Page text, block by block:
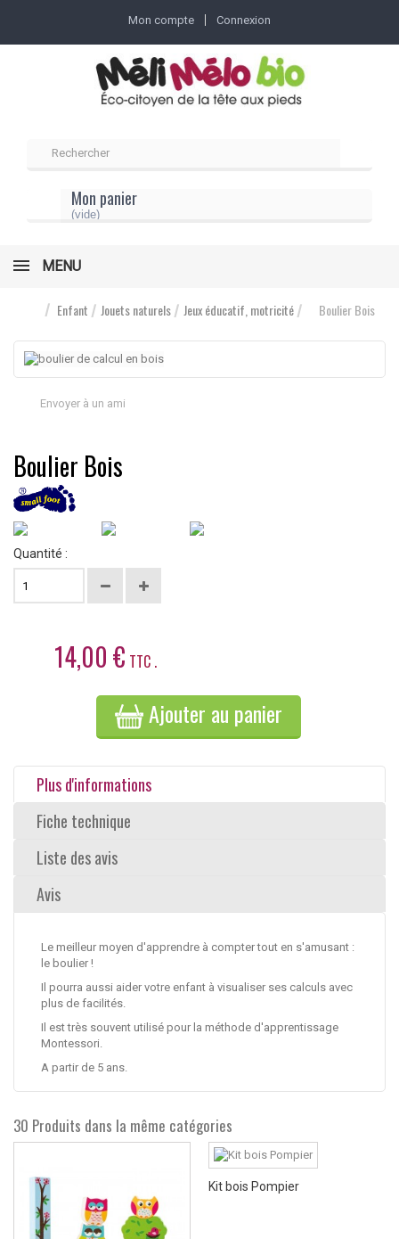
Mon compte Connexion
Mon panier
(vide)
MENU
Enfant Jouets naturels Jeux éducatif, motricité Boulier Bois
Envoyer à un ami
Boulier Bois
Quantité :
14,00 € TTC .
Ajouter au panier
Plus d'informations
Fiche technique
Liste des avis
Avis
Le meilleur moyen d'apprendre à compter tout en s'amusant :
le boulier !
Il pourra aussi aider votre enfant à visualiser ses calculs avec
plus de facilités.
Il est très souvent utilisé pour la méthode d'apprentissage
Montessori.
A partir de 5 ans.
30 Produits dans la même catégories
Kit bois Pompier